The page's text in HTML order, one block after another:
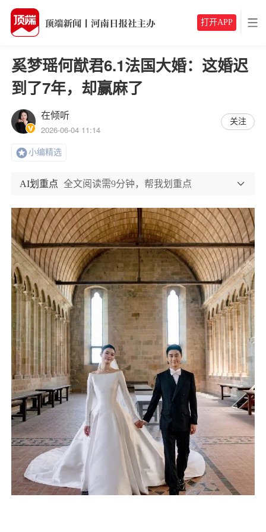
打开APP
奚梦瑶何猷君6.1法国大婚：这婚迟
到了7年，却赢麻了
在倾听
2026-06-04 11:14
关注
小编精选
AI划重点 全文阅读需9分钟，帮我划重点